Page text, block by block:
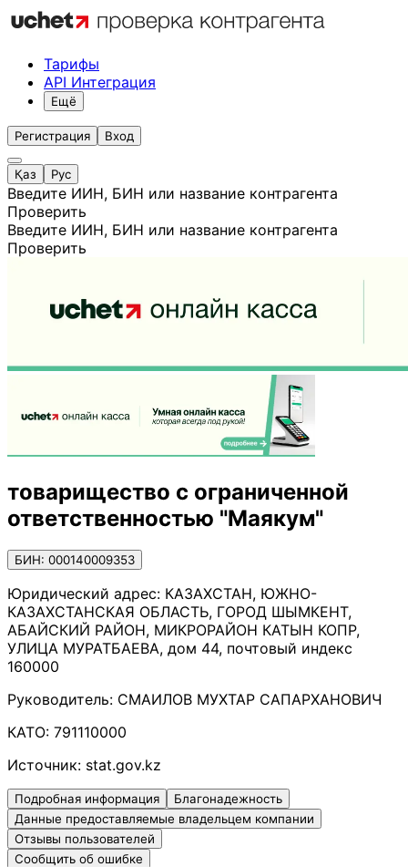
Тарифы
API Интеграция
Ещё
Регистрация Вход
Қаз Рус
Введите ИИН, БИН или название контрагента
Проверить
Введите ИИН, БИН или название контрагента
Проверить
товарищество с ограниченной
ответственностью "Маякум"
БИН: 000140009353
Юридический адрес: КАЗАХСТАН, ЮЖНО-
КАЗАХСТАНСКАЯ ОБЛАСТЬ, ГОРОД ШЫМКЕНТ,
АБАЙСКИЙ РАЙОН, МИКРОРАЙОН КАТЫН КОПР,
УЛИЦА МУРАТБАЕВА, дом 44, почтовый индекс
160000
Руководитель: СМАИЛОВ МУХТАР САПАРХАНОВИЧ
КАТО: 791110000
Источник: stat.gov.kz
Подробная информация
Благонадежность
Данные предоставляемые владельцем компании
Отзывы пользователей
Сообщить об ошибке